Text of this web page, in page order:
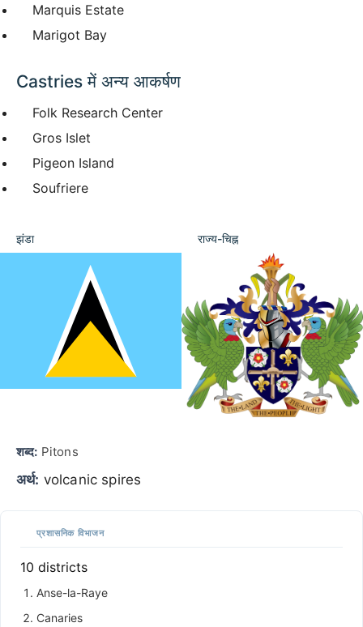
Marquis Estate
Marigot Bay
Castries में अन्य आकर्षण
Folk Research Center
Gros Islet
Pigeon Island
Soufriere
झंडा राज्य-चिह्न
शब्द: Pitons
अर्थ: volcanic spires
प्रशासनिक विभाजन
10 districts
Anse-la-Raye
Canaries